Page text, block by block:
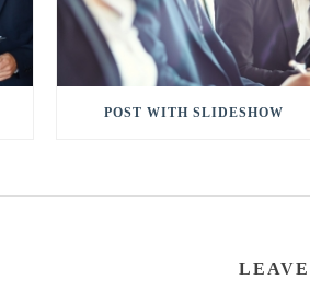
POST WITH SLIDESHOW